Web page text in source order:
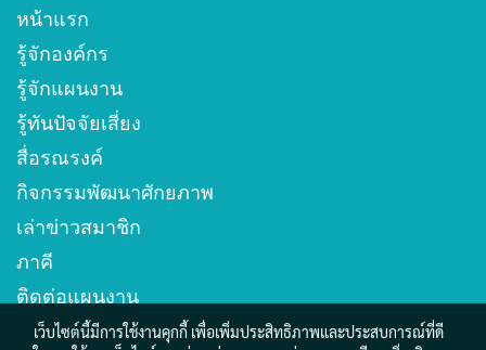
หน้าแรก
รู้จักองค์กร
รู้จักแผนงาน
รู้ทันปัจจัยเสี่ยง
สื่อรณรงค์
กิจกรรมพัฒนาศักยภาพ
เล่าข่าวสมาชิก
ภาคี
ติดต่อแผนงาน
เว็บไซต์นี้มีการใช้งานคุกกี้ เพื่อเพิ่มประสิทธิภาพและประสบการณ์ที่ดี